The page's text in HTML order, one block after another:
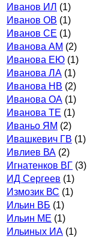
Иванов ИЛ (1)
Иванов ОВ (1)
Иванов СЕ (1)
Иванова АМ (2)
Иванова ЕЮ (1)
Иванова ЛА (1)
Иванова НВ (2)
Иванова ОА (1)
Иванова ТЕ (1)
Иваньо ЯМ (2)
Ивашкевич ГВ (1)
Ивлиев ВА (2)
Игнатенков ВГ (3)
ИД Сергеев (1)
Измозик ВС (1)
Ильин ВБ (1)
Ильин МЕ (1)
Ильиных ИА (1)